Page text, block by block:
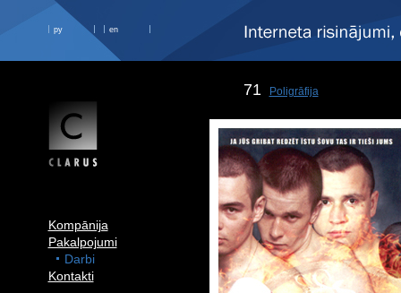
ру en
Kompānija
Pakalpojumi
Darbi
Kontakti
71 Poligrāfija